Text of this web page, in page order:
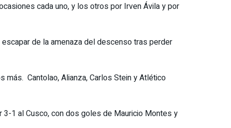
cada uno, y los otros por Irven Ávila y por
de la amenaza del descenso tras perder
más. Cantolao, Alianza, Carlos Stein y Atlético
3-1 al Cusco, con dos goles de Mauricio Montes y